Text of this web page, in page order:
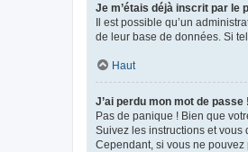
Je m’étais déjà inscrit par le
Il est possible qu’un
de leur base de données. Si
Haut
J’ai perdu mon mot de passe !
Pas de panique ! Bien que
Suivez les instructions et vous
Cependant, si vous ne